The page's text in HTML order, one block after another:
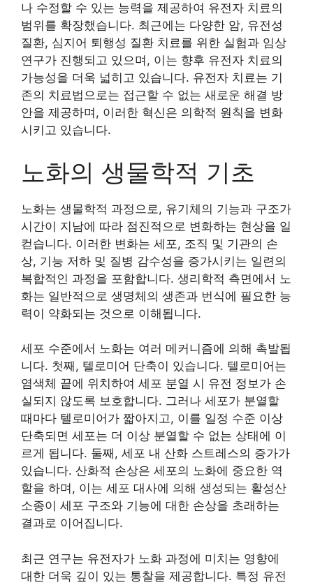
나 수정할 수 있는 능력을 제공하여 유전자 치료의
범위를 확장했습니다. 최근에는 다양한 암, 유전성
질환, 심지어 퇴행성 질환 치료를 위한 실험과 임상
연구가 진행되고 있으며, 이는 향후 유전자 치료의
가능성을 더욱 넓히고 있습니다. 유전자 치료는 기
존의 치료법으로는 접근할 수 없는 새로운 해결 방
안을 제공하며, 이러한 혁신은 의학적 원칙을 변화
시키고 있습니다.
노화의 생물학적 기초
노화는 생물학적 과정으로, 유기체의 기능과 구조가
시간이 지남에 따라 점진적으로 변화하는 현상을 일
컫습니다. 이러한 변화는 세포, 조직 및 기관의 손
상, 기능 저하 및 질병 감수성을 증가시키는 일련의
복합적인 과정을 포함합니다. 생리학적 측면에서 노
화는 일반적으로 생명체의 생존과 번식에 필요한 능
력이 약화되는 것으로 이해됩니다.
세포 수준에서 노화는 여러 메커니즘에 의해 촉발됩
니다. 첫째, 텔로미어 단축이 있습니다. 텔로미어는
염색체 끝에 위치하여 세포 분열 시 유전 정보가 손
실되지 않도록 보호합니다. 그러나 세포가 분열할
때마다 텔로미어가 짧아지고, 이를 일정 수준 이상
단축되면 세포는 더 이상 분열할 수 없는 상태에 이
르게 됩니다. 둘째, 세포 내 산화 스트레스의 증가가
있습니다. 산화적 손상은 세포의 노화에 중요한 역
할을 하며, 이는 세포 대사에 의해 생성되는 활성산
소종이 세포 구조와 기능에 대한 손상을 초래하는
결과로 이어집니다.
최근 연구는 유전자가 노화 과정에 미치는 영향에
대한 더욱 깊이 있는 통찰을 제공합니다. 특정 유전